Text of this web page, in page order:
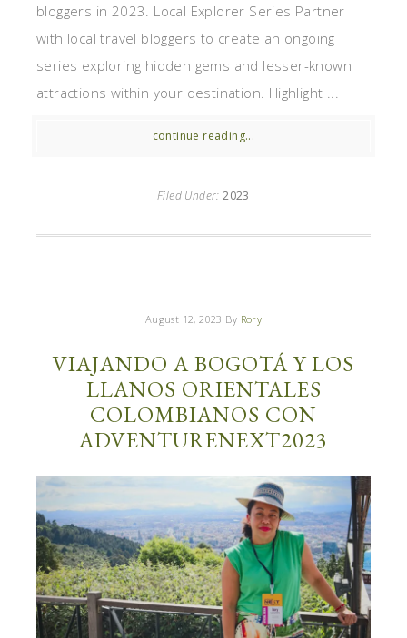
bloggers in 2023. Local Explorer Series Partner
with local travel bloggers to create an ongoing
series exploring hidden gems and lesser-known
attractions within your destination. Highlight ...
continue reading...
Filed Under:2023
August 12, 2023 By Rory
VIAJANDO A BOGOTÁ Y LOS
LLANOS ORIENTALES
COLOMBIANOS CON
ADVENTURENEXT2023